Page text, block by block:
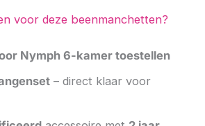
voor deze beenmanchetten?
Nymph 6-kamer toestellen
– direct klaar voor